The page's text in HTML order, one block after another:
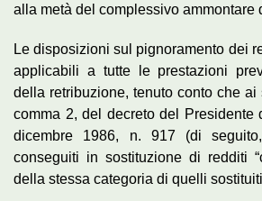
alla metà del complessivo ammontare
Le disposizioni sul pignoramento dei
applicabili a tutte le prestazioni
della retribuzione, tenuto conto che ai
comma 2, del decreto del Presidente
dicembre 1986, n. 917 (di
conseguiti in sostituzione di redditi
della stessa categoria di quelli